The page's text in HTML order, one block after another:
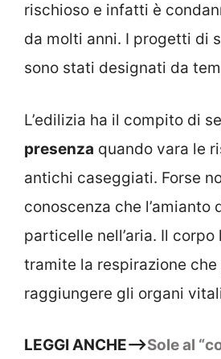
rischioso e infatti è
da molti anni. I progetti di
sono stati designati da
L’edilizia ha il compito di
presenza quando vara le
antichi caseggiati. Forse
conoscenza che l’amianto
particelle nell’aria. Il corpo
tramite la respirazione che
raggiungere gli organi
LEGGI ANCHE–>Sole al